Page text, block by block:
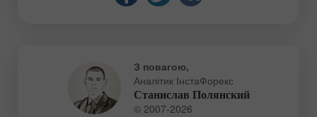
З повагою,
Аналітик ІнстаФорекс
Станислав Полянский
© 2007-2026